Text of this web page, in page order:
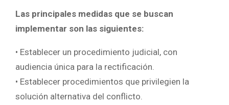
Las principales medidas que se buscan
implementar son las siguientes:
• Establecer un procedimiento judicial, con
audiencia única para la rectificación.
• Establecer procedimientos que privilegien la
solución alternativa del conflicto.